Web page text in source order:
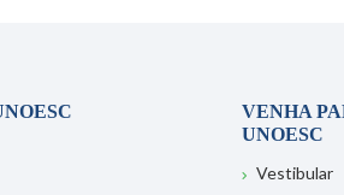
VENHA
UNOESC
Vestibular